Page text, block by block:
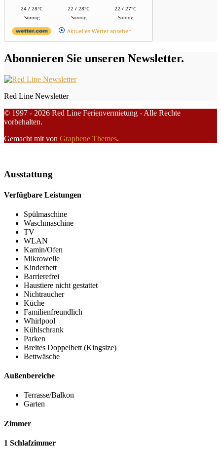
24 / 28°C
Sonnig
22 / 28°C
Sonnig
22 / 27°C
Sonnig
Aktuelles Wetter ansehen
Abonnieren Sie unseren Newsletter.
Red Line Newsletter
© 1997 - 2026 Red Line Ferienvermietung - Alle Rechte
vorbehalten.
Gemacht mit von Graphene Themes.
Ausstattung
Verfügbare Leistungen
Spülmaschine
Waschmaschine
TV
WLAN
Kamin/Ofen
Mikrowelle
Kinderbett
Barrierefrei
Haustiere nicht gestattet
Nichtraucher
Küche
Familienfreundlich
Whirlpool
Kühlschrank
Parken
Breites Doppelbett (Kingsize)
Bettwäsche
Außenbereiche
Terrasse/Balkon
Garten
Zimmer
1 Schlafzimmer